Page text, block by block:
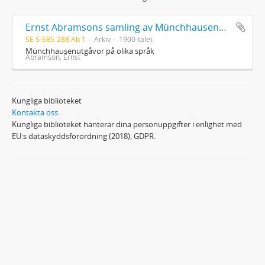
Ernst Abramsons samling av Münchhausenutgåvor
SE S-SBS 288 Ab 1 Arkiv 1900-talet
Münchhausenutgåvor på olika språk
Abramson, Ernst
Kungliga biblioteket
Kontakta oss
Kungliga biblioteket hanterar dina personuppgifter i enlighet med
EU:s dataskyddsförordning (2018), GDPR.